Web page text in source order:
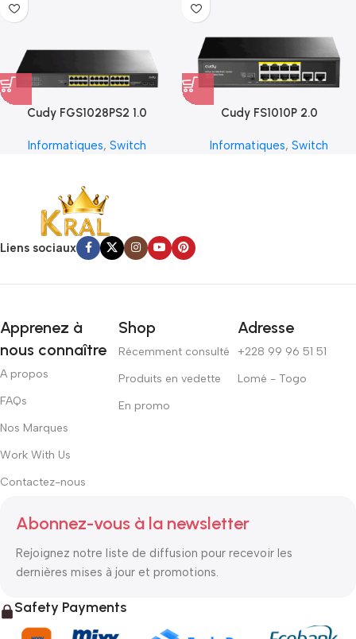
Cudy FGS1028PS2 1.0
Informatiques, Switch
Cudy FS1010P 2.0
Informatiques, Switch
Liens sociaux
Apprenez à
nous connaître
A propos
FAQs
Nos Marques
Work With Us
Contactez-nous
Shop
Récemment consulté
Produits en vedette
En promo
Adresse
+228 99 96 51 51
Lomé - Togo
Abonnez-vous à la newsletter
Rejoignez notre liste de diffusion pour recevoir les
dernières mises à jour et promotions.
Safety Payments